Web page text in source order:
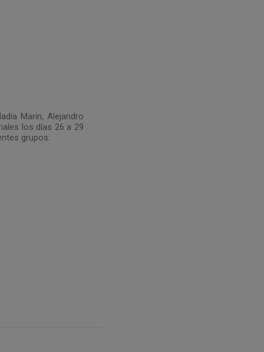
Marin, Alejandro
los días 26 a 29
grupos: